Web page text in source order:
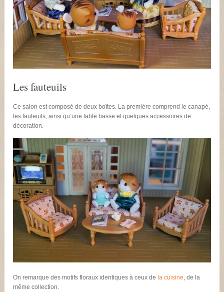
Les fauteuils
Ce salon est composé de deux boîtes. La première comprend le canapé,
les fauteuils, ainsi qu’une table basse et quelques accessoires de
décoration.
On remarque des motifs floraux identiques à ceux de la cuisine, de la
même collection.